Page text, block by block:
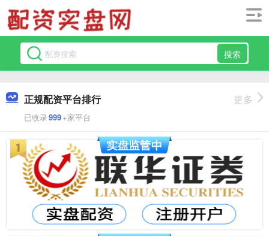
搜索
正规配资平台排行
已收录999+家平台
更多